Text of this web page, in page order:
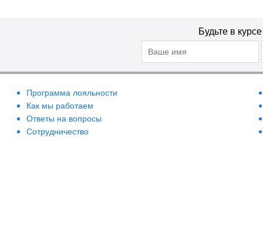
Будьте в
Программа лояльности
Как мы работаем
Ответы на вопросы
Сотрудничество